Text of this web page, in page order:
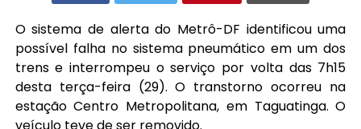
O sistema de alerta do Metrô-DF identificou uma
possível falha no sistema pneumático em um dos
trens e interrompeu o serviço por volta das 7h15
desta terça-feira (29). O transtorno ocorreu na
estação Centro Metropolitana, em Taguatinga. O